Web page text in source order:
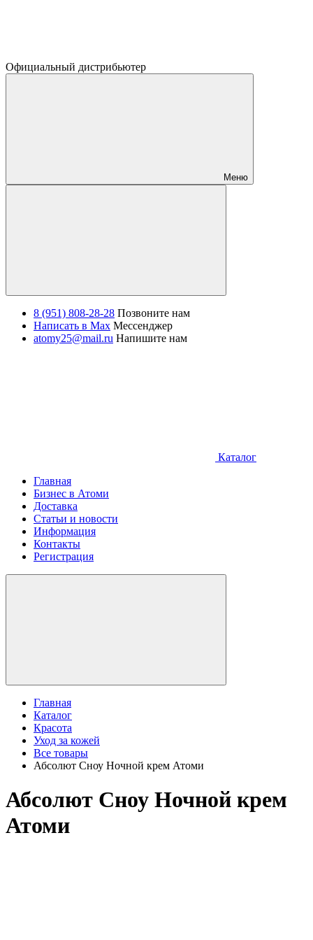
Официальный дистрибьютер
Меню
8 (951) 808-28-28 Позвоните нам
Написать в Max Мессенджер
atomy25@mail.ru Напишите нам
Каталог
Главная
Бизнес в Атоми
Доставка
Статьи и новости
Информация
Контакты
Регистрация
Главная
Каталог
Красота
Уход за кожей
Все товары
Абсолют Сноу Ночной крем Атоми
Абсолют Сноу Ночной крем
Атоми